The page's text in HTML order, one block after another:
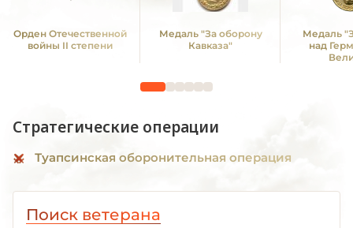
Орден Отечественной
войны II степени
Медаль "За оборону
Кавказа"
Медаль
над
Стратегические операции
Туапсинская оборонительная операция
Поиск ветерана